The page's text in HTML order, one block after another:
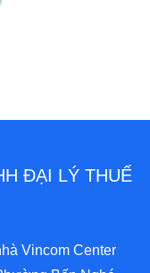
ĐẠI LÝ THUẾ
Vincom Center